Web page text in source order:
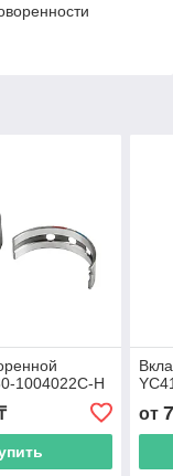
1004022C-H
от